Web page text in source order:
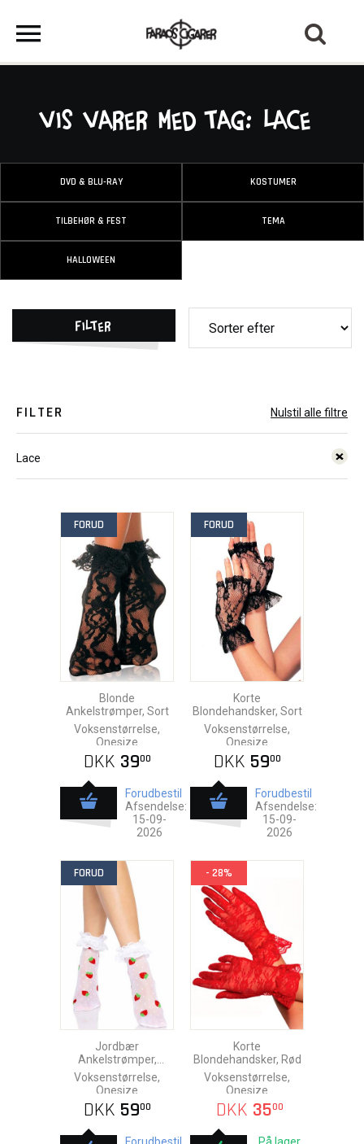
Vis varer med tag: Lace
DVD & BLU-RAY KOSTUMER
TILBEHØR & FEST TEMA
HALLOWEEN
Filter
FILTER Nulstil alle filtre
Lace
FORUD
Blonde
Ankelstrømper, Sort
Voksenstørrelse,
Onesize
DKK 3900
Forudbestil
Afsendelse:
15-09-
2026
FORUD
Korte
Blondehandsker, Sort
Voksenstørrelse,
Onesize
DKK 5900
Forudbestil
Afsendelse:
15-09-
2026
FORUD
Jordbær
Ankelstrømper,
Blonde
Voksenstørrelse,
Onesize
DKK 5900
- 28%
Korte
Blondehandsker, Rød
Voksenstørrelse,
Onesize
DKK 3500